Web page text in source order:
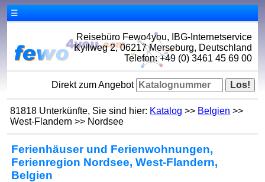
☰
Reisebüro Fewo4you, IBG-Internetservice
Kyllweg 2, 06217 Merseburg, Deutschland
Telefon: +49 (0) 3461 45 69 00
Direkt zum Angebot
81818 Unterkünfte, Sie sind hier: Katalog >> Belgien >>
West-Flandern >> Nordsee
Ferienhäuser und Ferienwohnungen,
Ferienregion Nordsee, West-Flandern,
Belgien